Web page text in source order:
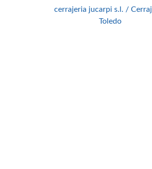
cerrajeria jucarpi s.l. /
Toledo